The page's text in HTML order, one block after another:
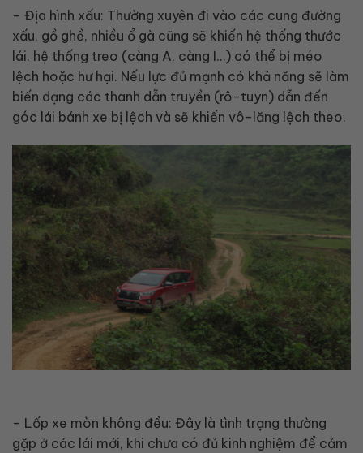
– Địa hình xấu: Thường xuyên đi vào các cung đường
xấu, gồ ghề, nhiều ổ gà cũng sẽ khiến hệ thống thước
lái, hệ thống treo (càng A, càng I…) có thể bị méo
lệch hoặc hư hại. Nếu lực đủ mạnh có khả năng sẽ làm
biến dạng các thanh dẫn truyền (rô-tuyn) dẫn đến
góc lái bánh xe bị lệch và sẽ khiến vô-lăng lệch theo.
– Lốp xe mòn không đều: Đây là tình trạng thường
gặp ở các lái mới, khi chưa có đủ kinh nghiệm để cảm